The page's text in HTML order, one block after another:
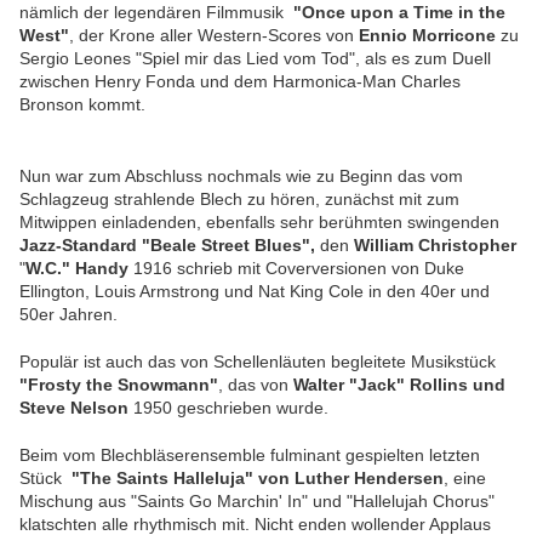
nämlich der legendären Filmmusik "Once upon a Time in the
West" , der Krone aller Western-Scores von Ennio Morricone zu
Sergio Leones "Spiel mir das Lied vom Tod", als es zum Duell
zwischen Henry Fonda und dem Harmonica-Man Charles
Bronson kommt.
Nun war zum Abschluss nochmals wie zu Beginn das vom
Schlagzeug strahlende Blech zu hören, zunächst mit zum
Mitwippen einladenden, ebenfalls sehr berühmten swingenden
Jazz-Standard "Beale Street Blues", den William Christopher
"W.C." Handy 1916 schrieb mit Coverversionen von Duke
Ellington, Louis Armstrong und Nat King Cole in den 40er und
50er Jahren.
Populär ist auch das von Schellenläuten begleitete Musikstück
"Frosty the Snowmann" , das von Walter "Jack" Rollins und
Steve Nelson 1950 geschrieben wurde.
Beim vom Blechbläserensemble fulminant gespielten letzten
Stück "The Saints Halleluja" von Luther Hendersen , eine
Mischung aus "Saints Go Marchin' In" und "Hallelujah Chorus"
klatschten alle rhythmisch mit. Nicht enden wollender Applaus